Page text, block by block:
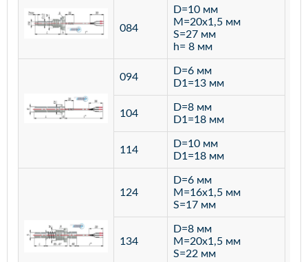
084
D=10 мм
M=20х1,5 мм
S=27 мм
h= 8 мм
094
D=6 мм
D1=13 мм
104
D=8 мм
D1=18 мм
114
D=10 мм
D1=18 мм
124
D=6 мм
M=16х1,5 мм
S=17 мм
134
D=8 мм
M=20х1,5 мм
S=22 мм